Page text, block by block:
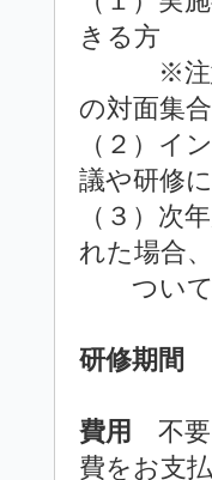
きる方
※注意※
の対面集
（２）イ
議や研修
（３）次
れた場合
ついて
研修期間
費用 不
費をお支